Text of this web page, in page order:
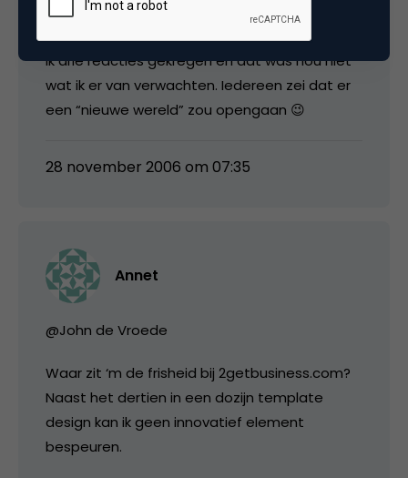
Xing. Maar ik vind het een zwaar overtrokken
“businesscommunity”! In al die maanden heb
ik drie reacties gekregen en dat was nou niet
wat ik er van verwachten. Iedereen zei dat er
een “nieuwe wereld” zou opengaan 😉
28 november 2006 om 07:35
Annet
@John de Vroede
Waar zit ‘m de frisheid bij 2getbusiness.com?
Naast het dertien in een dozijn template
design kan ik geen innovatief element
bespeuren.